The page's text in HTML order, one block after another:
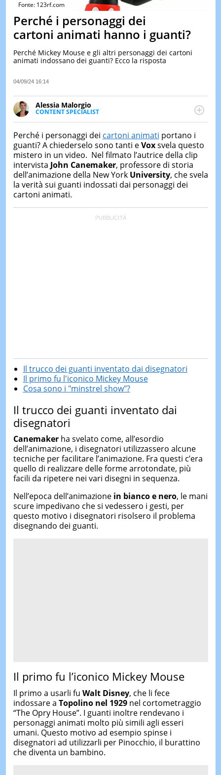
LE
DI
Fonte: 123rf.com
Perché i personaggi dei
cartoni animati hanno i guanti?
Perché Mickey Mouse e gli altri personaggi dei cartoni
animati indossano dei guanti? Ecco la risposta
04/09/24 16:14
Alessia Malorgio
CONTENT SPECIALIST
Ha conseguito un Master in Marketing Management
occupa della creazione di contenuti in ottica SEO e
dello sviluppo di strategie marketing attraverso
canali digitali.
Perché i personaggi dei cartoni animati portano i
guanti? A chiederselo sono tanti eVoxsvela questo
mistero in un video. Nel filmato l’autrice della clip
intervista John Canemaker, professore di storia
dell’animazione della New York University, che svela
la verità sui guanti indossati dai personaggi dei
cartoni animati.
Il trucco dei guanti inventato dai disegnatori
Il primo fu l'iconico Mickey Mouse
Cosa sono i "minstrel show"?
Il trucco dei guanti inventato dai
disegnatori
Canemakerha svelato come, all’esordio
dell’animazione, i disegnatori utilizzassero alcune
tecniche per facilitare l’animazione. Fra questi c’era
quello di realizzare delle forme arrotondate, più
facili da ripetere nei vari disegni in sequenza.
Nell’epoca dell’animazione in bianco e nero, le mani
scure impedivano che si vedessero i gesti, per
questo motivo i disegnatori risolsero il problema
disegnando dei guanti.
Il primo fu l’iconico Mickey Mouse
Il primo a usarli fu Walt Disney, che li fece
indossare a Topolino nel 1929nel cortometraggio
“The Opry House”. I guanti inoltre rendevano i
personaggi animati molto più simili agli esseri
umani. Questo motivo ad esempio spinse i
disegnatori ad utilizzarli per Pinocchio, il burattino
che diventa un bambino.